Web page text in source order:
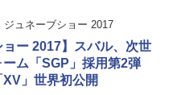
ジュネーブショー 2017
ョー 2017】スバル、次世
ム「SGP」採用第2弾
」世界初公開